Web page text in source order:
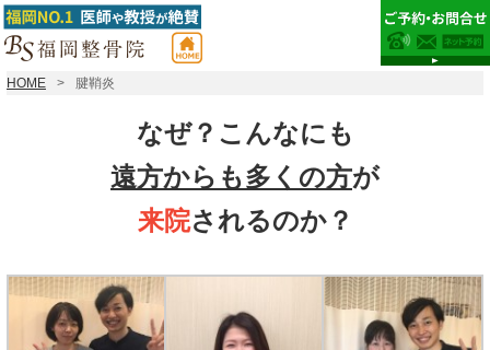
HOME 腱鞘炎
なぜ？こんなにも
遠方からも多くの方が
来院されるのか？